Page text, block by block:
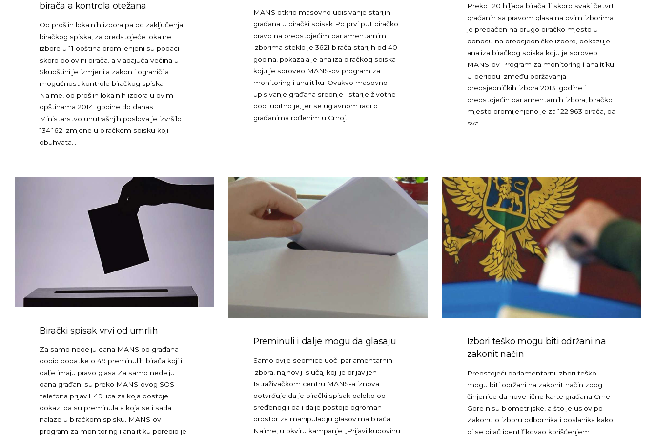
birača a kontrola otežana
Od prošlih lokalnih izbora pa do zaključenja
biračkog spiska, za predstojeće lokalne
izbore u 11 opština promijenjeni su podaci
skoro polovini birača, a vladajuća većina u
Skupštini je izmjenila zakon i ograničila
mogućnost kontrole biračkog spiska.
Naime, od prošlih lokalnih izbora u ovim
opštinama 2014. godine do danas
Ministarstvo unutrašnjih poslova je izvršilo
134.162 izmjene u biračkom spisku koji
obuhvata…
MANS otkrio masovno upisivanje starijih
građana u birački spisak Po prvi put biračko
pravo na predstojećim parlamentarnim
izborima steklo je 3621 birača starijih od 40
godina, pokazala je analiza biračkog spiska
koju je sproveo MANS-ov program za
monitoring i analitiku. Ovakvo masovno
upisivanje građana srednje i starije životne
dobi upitno je, jer se uglavnom radi o
građanima rođenim u Crnoj…
Preko 120 hiljada birača ili skoro svaki četvrti
građanin sa pravom glasa na ovim izborima
je prebačen na drugo biračko mjesto u
odnosu na predsjedničke izbore, pokazuje
analiza biračkog spiska koju je sproveo
MANS-ov Program za monitoring i analitiku.
U periodu između održavanja
predsjedničkih izbora 2013. godine i
predstojećih parlamentarnih izbora, biračko
mjesto promijenjeno je za 122.963 birača, pa
sva…
Birački spisak vrvi od umrlih
Za samo nedelju dana MANS od građana
dobio podatke o 49 preminulih birača koji i
dalje imaju pravo glasa Za samo nedelju
dana građani su preko MANS-ovog SOS
telefona prijavili 49 lica za koja postoje
dokazi da su preminula a koja se i sada
nalaze u biračkom spisku. MANS-ov
program za monitoring i analitiku poredio je
Preminuli i dalje mogu da glasaju
Samo dvije sedmice uoči parlamentarnih
izbora, najnoviji slučaj koji je prijavljen
Istraživačkom centru MANS-a iznova
potvrđuje da je birački spisak daleko od
sređenog i da i dalje postoje ogroman
prostor za manipulaciju glasovima birača.
Naime, u okviru kampanje „Prijavi kupovinu
Izbori teško mogu biti održani na
zakonit način
Predstojeći parlamentarni izbori teško
mogu biti održani na zakonit način zbog
činjenice da nove lične karte građana Crne
Gore nisu biometrijske, a što je uslov po
Zakonu o izboru odbornika i poslanika kako
bi se birač identifikovao korišćenjem